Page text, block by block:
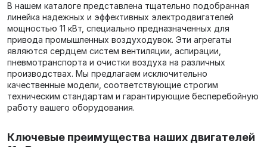
В нашем каталоге представлена тщательно подобранная
линейка надежных и эффективных электродвигателей
мощностью 11 кВт, специально предназначенных для
привода промышленных воздуходувок. Эти агрегаты
являются сердцем систем вентиляции, аспирации,
пневмотранспорта и очистки воздуха на различных
производствах. Мы предлагаем исключительно
качественные модели, соответствующие строгим
техническим стандартам и гарантирующие бесперебойную
работу вашего оборудования.
Ключевые преимущества наших двигателей